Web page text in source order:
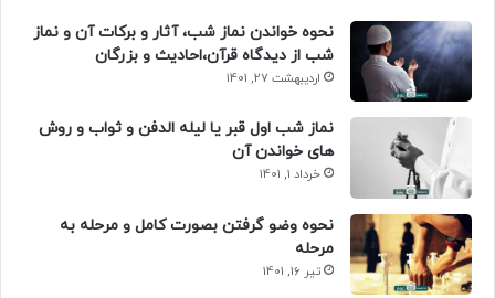
نحوه خواندن نماز شب، آثار و برکات آن و نماز
شب از دیدگاه قرآن،احادیث و بزرگان
اردیبهشت 27, 1401
نماز شب اول قبر یا لیله الدفن و ثواب و روش
های خواندن آن
خرداد 1, 1401
نحوه وضو گرفتن بصورت کامل و مرحله به
مرحله
تیر 16, 1401